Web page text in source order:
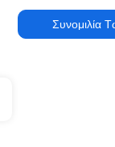
Συνομιλία